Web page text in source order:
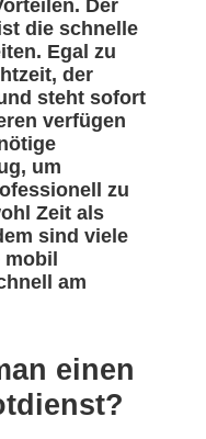
Der
die schnelle
Egal zu
der
steht sofort
verfügen
um
zu
Zeit als
sind viele
am
einen